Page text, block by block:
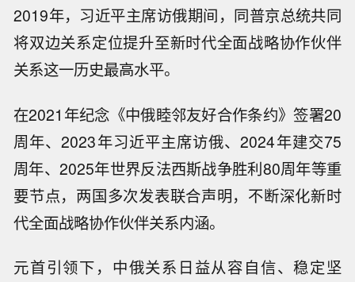
2019年，习近平主席访俄期间，同普京总统共同
将双边关系定位提升至新时代全面战略协作伙伴
关系这一历史最高水平。
在2021年纪念《中俄睦邻友好合作条约》签署20
周年、2023年习近平主席访俄、2024年建交75
周年、2025年世界反法西斯战争胜利80周年等重
要节点，两国多次发表联合声明，不断深化新时
代全面战略协作伙伴关系内涵。
元首引领下，中俄关系日益从容自信、稳定坚